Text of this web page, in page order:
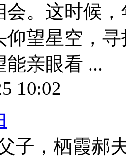
会。这时候
仰望星空，
能亲眼看 ...
10:02
子，栖霞郝